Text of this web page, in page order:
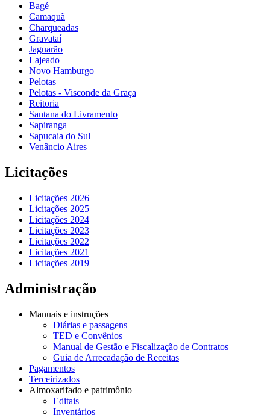
Bagé
Camaquã
Charqueadas
Gravataí
Jaguarão
Lajeado
Novo Hamburgo
Pelotas
Pelotas - Visconde da Graça
Reitoria
Santana do Livramento
Sapiranga
Sapucaia do Sul
Venâncio Aires
Licitações
Licitações 2026
Licitações 2025
Licitações 2024
Licitações 2023
Licitações 2022
Licitações 2021
Licitações 2019
Administração
Manuais e instruções
Diárias e passagens
TED e Convênios
Manual de Gestão e Fiscalização de Contratos
Guia de Arrecadação de Receitas
Pagamentos
Terceirizados
Almoxarifado e patrimônio
Editais
Inventários